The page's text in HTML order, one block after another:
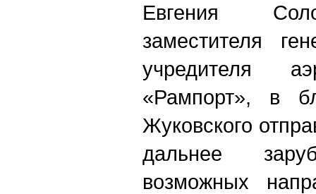
Евгения
заместителя
учредителя
«Рампорт», в
Жуковского
дальнее
возможных